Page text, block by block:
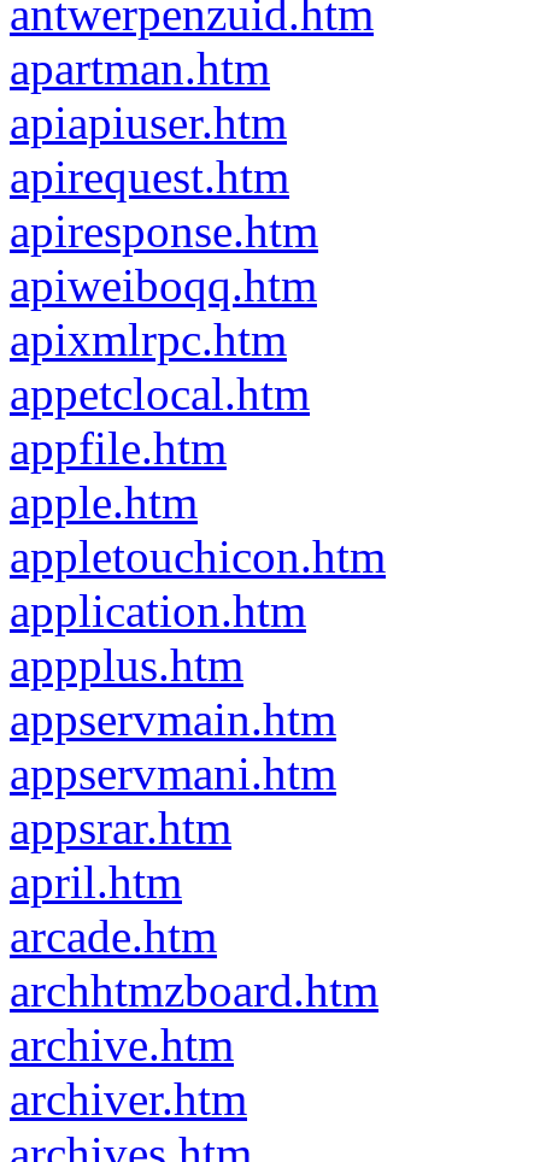
antwerpenzuid.htm
apartman.htm
apiapiuser.htm
apirequest.htm
apiresponse.htm
apiweiboqq.htm
apixmlrpc.htm
appetclocal.htm
appfile.htm
apple.htm
appletouchicon.htm
application.htm
appplus.htm
appservmain.htm
appservmani.htm
appsrar.htm
april.htm
arcade.htm
archhtmzboard.htm
archive.htm
archiver.htm